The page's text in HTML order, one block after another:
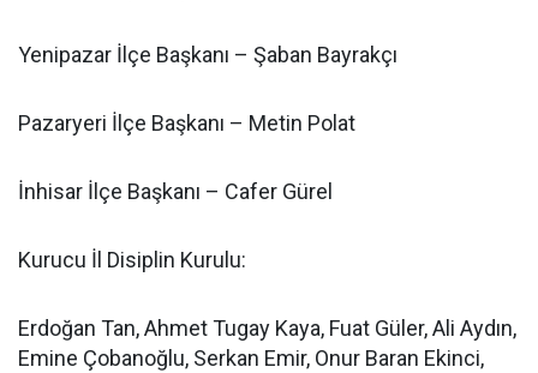
Yenipazar İlçe Başkanı – Şaban Bayrakçı
Pazaryeri İlçe Başkanı – Metin Polat
İnhisar İlçe Başkanı – Cafer Gürel
Kurucu İl Disiplin Kurulu:
Erdoğan Tan, Ahmet Tugay Kaya, Fuat Güler, Ali Aydın,
Emine Çobanoğlu, Serkan Emir, Onur Baran Ekinci,